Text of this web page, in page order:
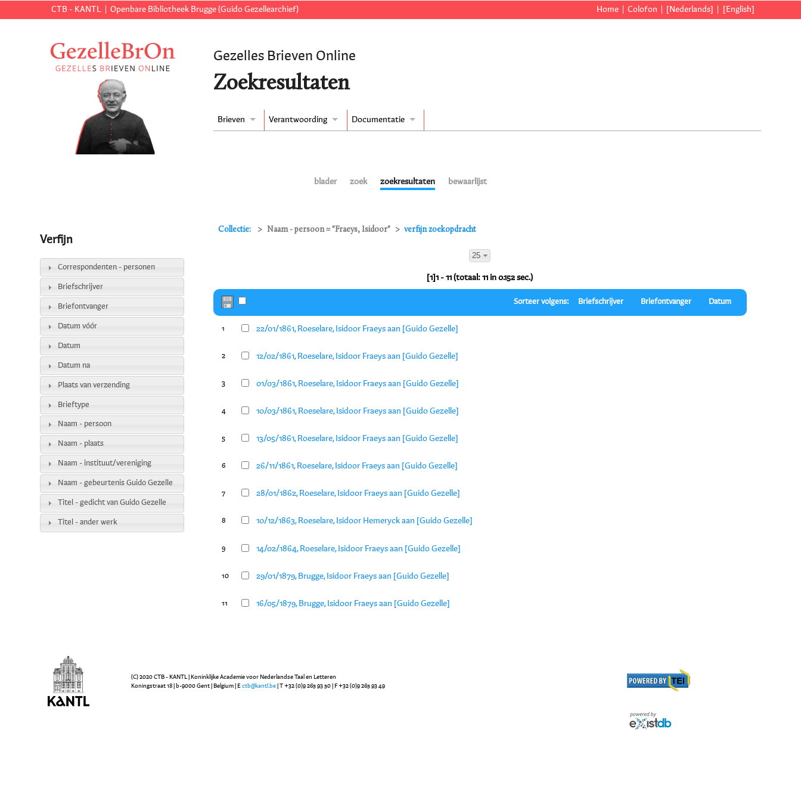
CTB - KANTL Openbare Bibliotheek Brugge (Guido Gezellearchief) Home Colofon [Nederlands] [English]
Gezelles Brieven Online
Zoekresultaten
Brieven Verantwoording Documentatie
blader zoek zoekresultaten bewaarlijst
Collectie: Naam - persoon = "Fraeys, Isidoor" verfijn zoekopdracht
25
[1]1 - 11 (totaal: 11 in 0.152 sec.)
Sorteer volgens: Briefschrijver Briefontvanger Datum
1 22/01/1861, Roeselare, Isidoor Fraeys aan [Guido Gezelle]
2 12/02/1861, Roeselare, Isidoor Fraeys aan [Guido Gezelle]
3 01/03/1861, Roeselare, Isidoor Fraeys aan [Guido Gezelle]
4 10/03/1861, Roeselare, Isidoor Fraeys aan [Guido Gezelle]
5 13/05/1861, Roeselare, Isidoor Fraeys aan [Guido Gezelle]
6 26/11/1861, Roeselare, Isidoor Fraeys aan [Guido Gezelle]
7 28/01/1862, Roeselare, Isidoor Fraeys aan [Guido Gezelle]
8 10/12/1863, Roeselare, Isidoor Hemeryck aan [Guido Gezelle]
9 14/02/1864, Roeselare, Isidoor Fraeys aan [Guido Gezelle]
10 29/01/1879, Brugge, Isidoor Fraeys aan [Guido Gezelle]
11 16/05/1879, Brugge, Isidoor Fraeys aan [Guido Gezelle]
Verfijn
Correspondenten - personen
Briefschrijver
Briefontvanger
Datum vóór
Datum
Datum na
Plaats van verzending
Brieftype
Naam - persoon
Naam - plaats
Naam - instituut/vereniging
Naam - gebeurtenis Guido Gezelle
Titel - gedicht van Guido Gezelle
Titel - ander werk
(C) 2020 CTB - KANTL | Koninklijke Academie voor Nederlandse Taal en Letteren
Koningstraat 18 | b-9000 Gent | Belgium | Ectb@kantl.be | T +32 (0)9 265 93 50 | F +32 (0)9 265 93 49